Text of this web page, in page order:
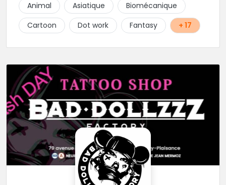
Animal Asiatique
Biomécanique
Cartoon
Dot work Fantasy + 17